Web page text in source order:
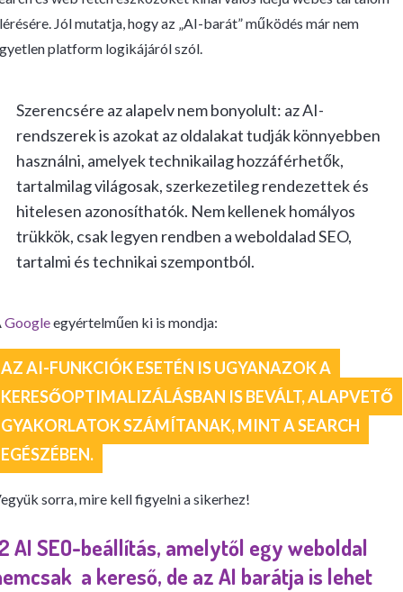
Jól mutatja, hogy az „AI-barát” működés már nem
platform logikájáról szól.
Szerencsére az alapelv nem bonyolult: az AI-
rendszerek is azokat az oldalakat tudják könnyebben
használni, amelyek technikailag hozzáférhetők,
tartalmilag világosak, szerkezetileg rendezettek és
hitelesen azonosíthatók. Nem kellenek homályos
trükkök, csak legyen rendben a weboldalad SEO,
tartalmi és technikai szempontból.
Googleegyértelműen ki is mondja:
AZ AI-FUNKCIÓK ESETÉN IS UGYANAZOK A
KERESŐOPTIMALIZÁLÁSBAN IS BEVÁLT, ALAPVETŐ
GYAKORLATOK SZÁMÍTANAK, MINT A SEARCH
EGÉSZÉBEN.
sorra, mire kell figyelni a sikerhez!
AI SEO-beállítás, amelytől egy weboldal
a kereső, de az AI barátja is lehet